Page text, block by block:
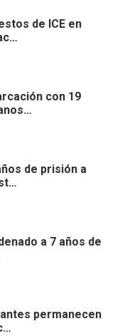
de ICE en
con 19
de prisión a
a 7 años de
permanecen